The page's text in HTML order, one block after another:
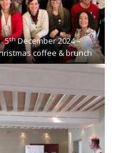
5thDecember 2024 –
coffee & brunch